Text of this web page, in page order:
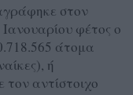
στον
φέτος ο
άτομα
ή
τον αντίστοιχο